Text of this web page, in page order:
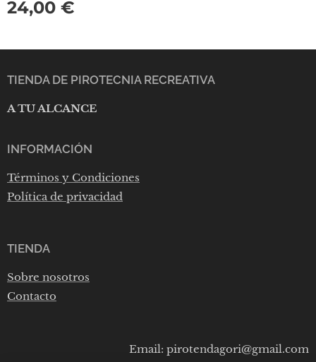
24,00 €
TIENDA DE PIROTECNIA RECREATIVA
A TU ALCANCE
INFORMACIÓN
Términos y Condiciones
Política de privacidad
TIENDA
Sobre nosotros
Contacto
Email: pirotendagori@gmail.com